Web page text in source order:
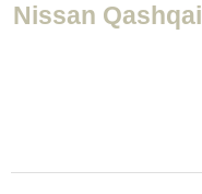
Nissan Qashqai